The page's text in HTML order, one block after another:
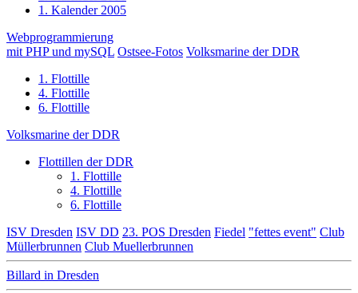
1. Kalender 2005
Webprogrammierung
mit PHP und mySQL Ostsee-Fotos Volksmarine der DDR
1. Flottille
4. Flottille
6. Flottille
Volksmarine der DDR
Flottillen der DDR
1. Flottille
4. Flottille
6. Flottille
ISV Dresden ISV DD 23. POS Dresden Fiedel "fettes event" Club
Müllerbrunnen Club Muellerbrunnen
Billard in Dresden